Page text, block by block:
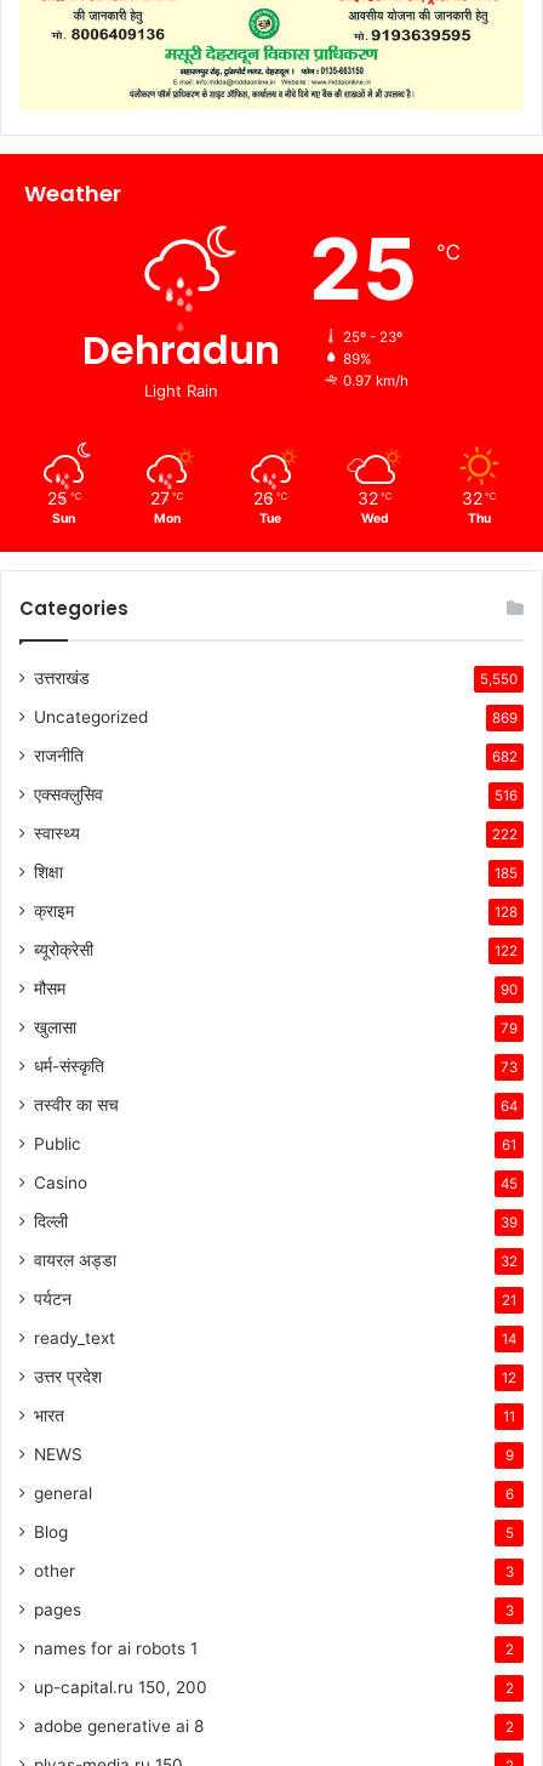
Weather
Dehradun
Light Rain
25 ℃
25º - 23º
89%
0.97 km/h
25 ℃
Sun
27 ℃
Mon
26 ℃
Tue
32 ℃
Wed
32 ℃
Thu
Categories
उत्तराखंड 5,550
Uncategorized 869
राजनीति 682
एक्सक्लुसिव 516
स्वास्थ्य 222
शिक्षा 185
क्राइम 128
ब्यूरोक्रेसी 122
मौसम 90
खुलासा 79
धर्म-संस्कृति 73
तस्वीर का सच 64
Public 61
Casino 45
दिल्ली 39
वायरल अड्डा 32
पर्यटन 21
ready_text 14
उत्तर प्रदेश 12
भारत 11
NEWS 9
general 6
Blog 5
other 3
pages 3
names for ai robots 1 2
up-capital.ru 150, 200 2
adobe generative ai 8 2